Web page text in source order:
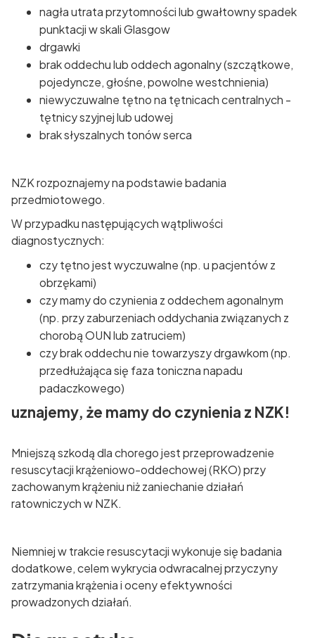
nagła utrata przytomności lub gwałtowny spadek
punktacji w skali Glasgow
drgawki
brak oddechu lub oddech agonalny (szczątkowe,
pojedyncze, głośne, powolne westchnienia)
niewyczuwalne tętno na tętnicach centralnych -
tętnicy szyjnej lub udowej
brak słyszalnych tonów serca
NZK rozpoznajemy na podstawie badania
przedmiotowego.
W przypadku następujących wątpliwości
diagnostycznych:
czy tętno jest wyczuwalne (np. u pacjentów z
obrzękami)
czy mamy do czynienia z oddechem agonalnym
(np. przy zaburzeniach oddychania związanych z
chorobą OUN lub zatruciem)
czy brak oddechu nie towarzyszy drgawkom (np.
przedłużająca się faza toniczna napadu
padaczkowego)
uznajemy, że mamy do czynienia z NZK!
Mniejszą szkodą dla chorego jest przeprowadzenie
resuscytacji krążeniowo-oddechowej (RKO) przy
zachowanym krążeniu niż zaniechanie działań
ratowniczych w NZK.
Niemniej w trakcie resuscytacji wykonuje się badania
dodatkowe, celem wykrycia odwracalnej przyczyny
zatrzymania krążenia i oceny efektywności
prowadzonych działań.